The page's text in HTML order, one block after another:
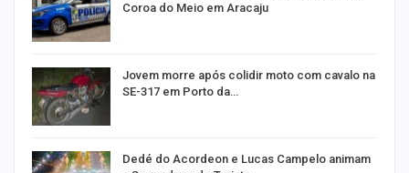
Coroa do Meio em Aracaju
Jovem morre após colidir moto com cavalo na
SE-317 em Porto da…
Dedé do Acordeon e Lucas Campelo animam